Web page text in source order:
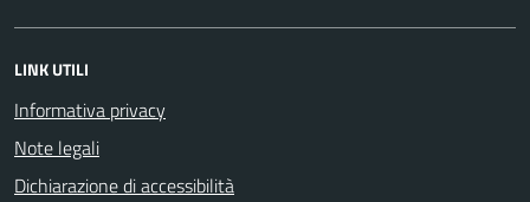
LINK UTILI
Informativa privacy
Note legali
Dichiarazione di accessibilità